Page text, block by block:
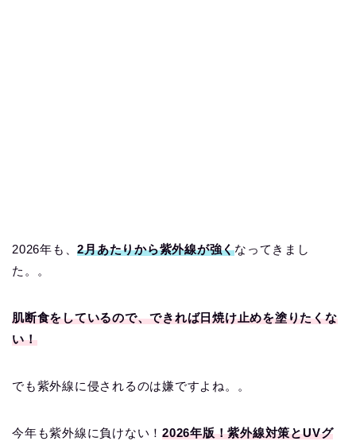
2026年も、2月あたりから紫外線が強くなってきまし
た。。
肌断食をしているので、できれば日焼け止めを塗りたくな
い！
でも紫外線に侵されるのは嫌ですよね。。
今年も紫外線に負けない！2026年版！紫外線対策とUVグ